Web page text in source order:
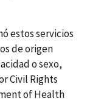
estos servicios
de origen
o sexo,
Civil Rights
of Health